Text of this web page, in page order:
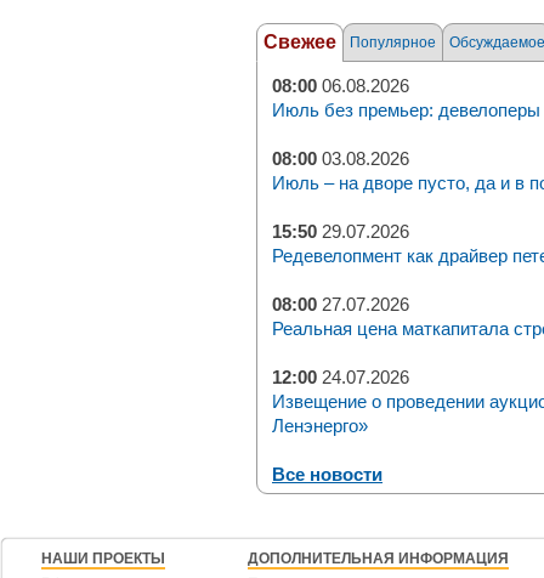
Свежее Популярное Обсуждаемое
08:00 06.08.2026
Июль без премьер: девелоперы
08:00 03.08.2026
Июль – на дворе пусто, да и в
15:50 29.07.2026
Редевелопмент как драйвер
08:00 27.07.2026
Реальная цена маткапитала
12:00 24.07.2026
Извещение о проведении
Ленэнерго»
Все новости
НАШИ ПРОЕКТЫ
ДОПОЛНИТЕЛЬНАЯ ИНФОРМАЦИЯ